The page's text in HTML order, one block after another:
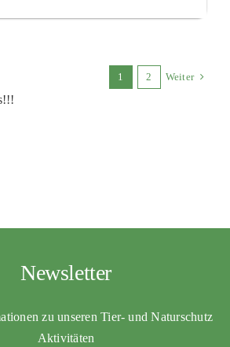
1 2 Weiter
Newsletter
zu unseren Tier- und Naturschutz
Aktivitäten